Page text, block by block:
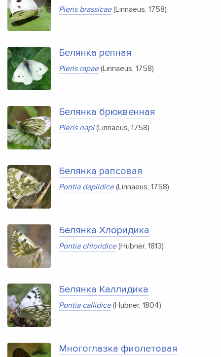
Pieris brassicae(Linnaeus, 1758)
Белянка репная
Pieris rapae(Linnaeus, 1758)
Белянка брюквенная
Pieris napi(Linnaeus, 1758)
Белянка рапсовая
Pontia daplidice(Linnaeus, 1758)
Белянка Хлоридика
Pontia chloridice(Hubner, 1813)
Белянка Каллидика
Pontia callidice(Hubner, 1804)
Многоглазка фиолетовая